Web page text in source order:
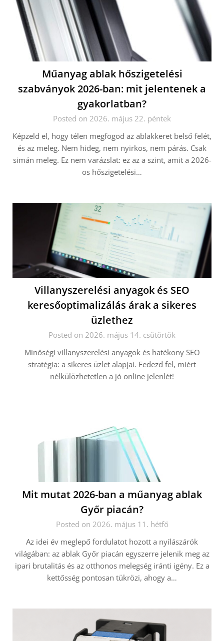
Műanyag ablak hőszigetelési
szabványok 2026-ban: mit jelentenek a
gyakorlatban?
Posted on 2026. május 22. péntek
Képzeld el, hogy télen megfogod az ablakkeret belső felét,
és az meleg. Nem hideg, nem nyirkos, nem párás. Csak
simán meleg. Ez nem varázslat: ez az a szint, amit a 2026-
os hőszigetelési…
Villanyszerelési anyagok és SEO
keresőoptimalizálás árak a sikeres
üzlethez
Posted on 2026. május 14. csütörtök
Minőségi villanyszerelési anyagok és hatékony SEO
stratégia: a sikeres üzlet alapjai. Fedezd fel, miért
nélkülözhetetlen a jó online jelenlét!
Mit mutat 2026-ban a műanyag ablak
Győr piacán?
Posted on 2026. május 11. hétfő
Az idei év meglepő fordulatot hozott a nyílászárók
világában: az ablak Győr piacán egyszerre jelenik meg az
ipari brutalitás és az otthonos melegség iránti igény. Ez a
kettősség pontosan tükrözi, ahogy a…